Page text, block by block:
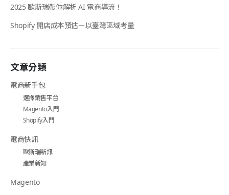
2025 歐斯瑞帶你解析 AI 電商導流！
Shopify 開店成本預估－以臺灣區域考量
文章分類
電商新手包
選擇銷售平台
Magento入門
Shopify入門
電商快訊
歐斯瑞新訊
產業新知
Magento